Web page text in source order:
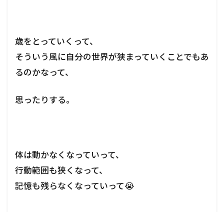
歳をとっていくって、
そういう風に自分の世界が狭まっていくことでもあ
るのかなって、
思ったりする。
体は動かなくなっていって、
行動範囲も狭くなって、
記憶も残らなくなっていって😭